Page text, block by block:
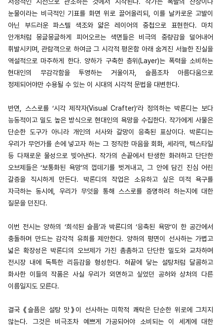
서정적인 시선으로 관조하는 것에서 시작된다. 작가는 폭발의 잔상이나
눈물이라는 비극적인 기표를 화면 위로 끌어올리되, 이를 날카로운 고발이
아닌 부드러운 파스텔 색조와 얇은 레이어의 중첩으로 표현한다. 마치
안개처럼 몽글몽글하게 피어오르는 색면들은 비극의 중량감을 덜어내어
휘발시키며, 관람객으로 하여금 그 시각적 평온함 아래 숨겨진 서늘한 진실을
역설적으로 마주하게 한다. 양하가 구축한 층위(Layer)는 폭력을 소비하는
현대인의 무감각함을 투영하는 거울이자, 슬픔조차 아름다움으로
정제되어야만 수용될 수 있는 이 시대의 시각적 문법을 대변한다.
반면, 스스로를 ‘시각 제작자(Visual Crafter)’라 정의하는 박론디는 보다
능동적이고 밀도 높은 방식으로 현대인의 욕망을 수집한다. 작가에게 사물은
단순한 도구가 아니라 개인의 서사와 갈망이 응축된 표상이다. 박론디는
우리가 무언가를 손에 넣고자 하는 그 정직한 마음을 회화, 세라믹, 텍스타일
등 다채로운 물성으로 빚어낸다. 작가의 손끝에서 탄생한 화려하고 단단한
오브제들은 ‘보통화된 욕망’의 껍데기를 벗겨내고, 그 안에 담긴 진심 어린
갈증을 직시하게 만든다. 박론디의 작업은 소유하고 싶은 미적 욕구를
자극하는 동시에, 우리가 무엇을 통해 스스로를 증명하려 하는지에 대한
질문을 던진다.
이번 전시는 양하의 ‘희석된 슬픔’과 박론디의 ‘응축된 욕망’이 한 공간에서
충돌하며 만드는 감각적 유희를 제안한다. 양하의 평면이 선사하는 가볍고
넓은 확장성은 박론디의 오브제가 가진 촘촘하고 단단한 밀도와 교차하며
전시장 내에 독특한 리듬감을 형성한다. 혀끝에 닿는 설탕처럼 달콤하고
화사한 이들의 작품은 사실 우리가 외면하고 싶었던 공허와 상처의 다른
이름일지도 모른다.
결국 《슬픔은 설탕 맛》이 선사하는 미학적 쾌락은 단순한 위로에 그치지
않는다. 그것은 비극조차 예쁘게 가공되어야 소비되는 이 세계에 대한